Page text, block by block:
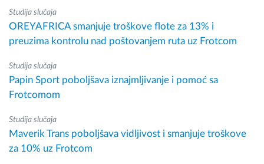
Studija slučaja
OREYAFRICA smanjuje troškove flote za 13% i
preuzima kontrolu nad poštovanjem ruta uz Frotcom
Studija slučaja
Papin Sport poboljšava iznajmljivanje i pomoć sa
Frotcomom
Studija slučaja
Maverik Trans poboljšava vidljivost i smanjuje troškove
za 10% uz Frotcom